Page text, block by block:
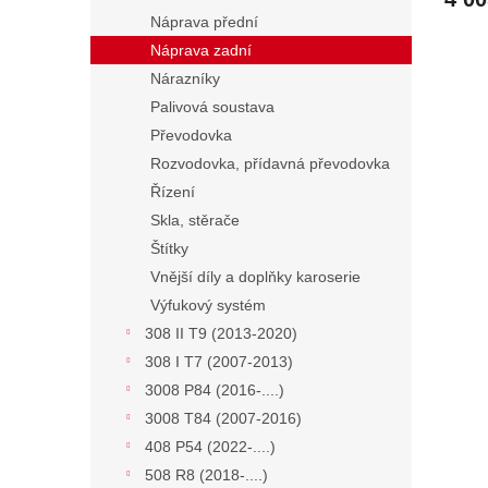
Náprava přední
Náprava zadní
Nárazníky
Palivová soustava
Převodovka
Rozvodovka, přídavná převodovka
Řízení
Skla, stěrače
Štítky
Vnější díly a doplňky karoserie
Výfukový systém
308 II T9 (2013-2020)
308 I T7 (2007-2013)
3008 P84 (2016-....)
3008 T84 (2007-2016)
408 P54 (2022-....)
508 R8 (2018-....)